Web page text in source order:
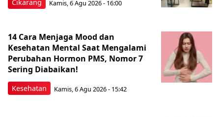
Cikarang Kamis, 6 Agu 2026 - 16:00
Kesehatan
14 Cara Menjaga Mood dan
Kesehatan Mental Saat Mengalami
Perubahan Hormon PMS, Nomor 7
Sering Diabaikan!
Kamis, 6 Agu 2026 - 15:42